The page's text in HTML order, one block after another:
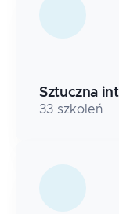
Sztuczna
33 szkoleń